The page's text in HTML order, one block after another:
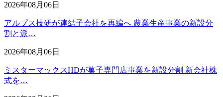
2026年08月06日
アルプス技研が連結子会社を再編へ 農業生産事業の新設分
割と派…
2026年08月06日
ミスターマックスHDが菓子専門店事業を新設分割 新会社株
式を…